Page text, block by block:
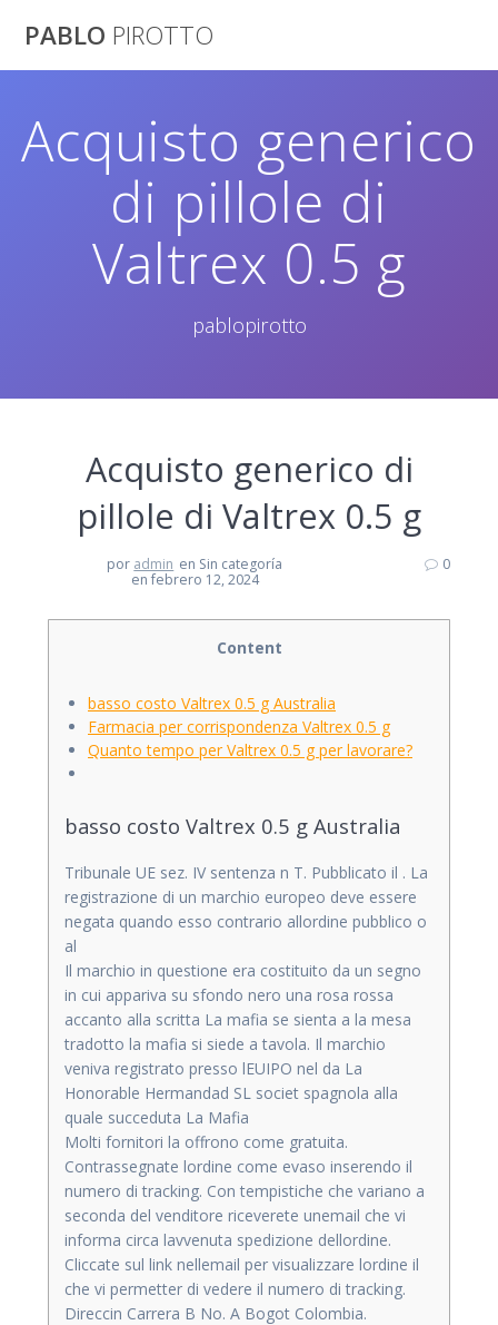
PABLO PIROTTO
Acquisto generico
di pillole di
Valtrex 0.5 g
pablopirotto
Acquisto generico di
pillole di Valtrex 0.5 g
por admin en Sin categoría
en febrero 12, 2024
0
Content
basso costo Valtrex 0.5 g Australia
Farmacia per corrispondenza Valtrex 0.5 g
Quanto tempo per Valtrex 0.5 g per lavorare?
basso costo Valtrex 0.5 g Australia
Tribunale UE sez. IV sentenza n T. Pubblicato il . La
registrazione di un marchio europeo deve essere
negata quando esso contrario allordine pubblico o
al
Il marchio in questione era costituito da un segno
in cui appariva su sfondo nero una rosa rossa
accanto alla scritta La mafia se sienta a la mesa
tradotto la mafia si siede a tavola. Il marchio
veniva registrato presso lEUIPO nel da La
Honorable Hermandad SL societ spagnola alla
quale succeduta La Mafia
Molti fornitori la offrono come gratuita.
Contrassegnate lordine come evaso inserendo il
numero di tracking. Con tempistiche che variano a
seconda del venditore riceverete unemail che vi
informa circa lavvenuta spedizione dellordine.
Cliccate sul link nellemail per visualizzare lordine il
che vi permetter di vedere il numero di tracking.
Direccin Carrera B No. A Bogot Colombia.